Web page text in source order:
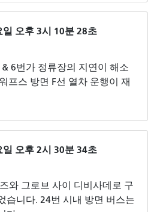
오후 3시 10분 28초
6번가 정류장의 지연이 해소
프스 방면 F선 열차 운행이 재
오후 2시 30분 34초
와 그로브 사이 디비사데로 구
습니다. 24번 시내 방면 버스는